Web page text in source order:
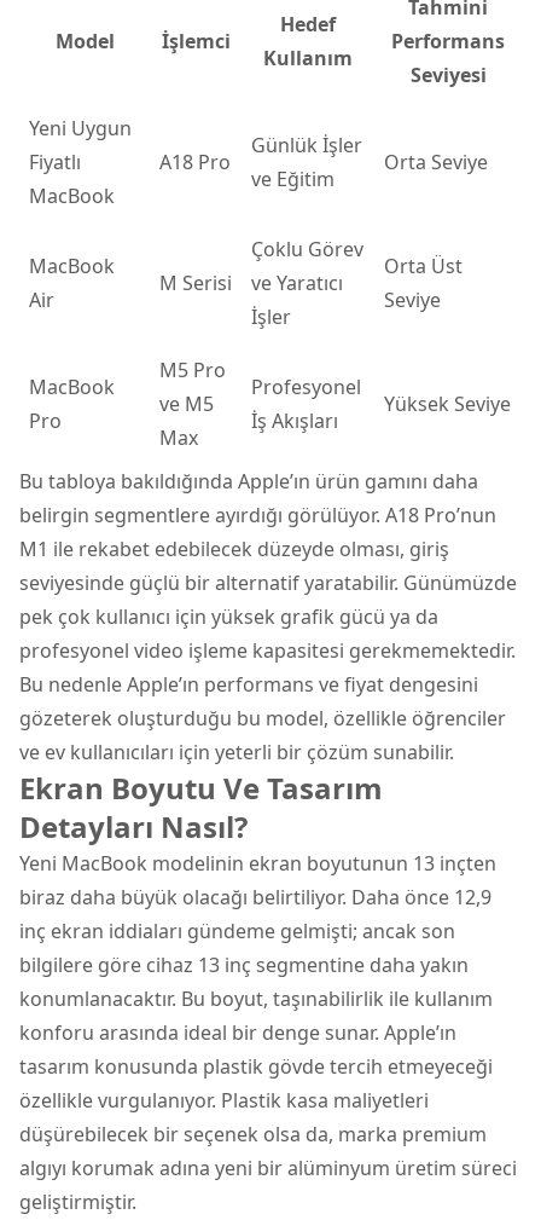
Model İşlemci
Hedef
Kullanım
Tahmini
Performans
Seviyesi
Yeni Uygun
Fiyatlı
MacBook
A18 Pro
Günlük İşler
ve Eğitim
Orta Seviye
MacBook
Air
M Serisi
Çoklu Görev
ve Yaratıcı
İşler
Orta Üst
Seviye
MacBook
Pro
M5 Pro
ve M5
Max
Profesyonel
İş Akışları
Yüksek Seviye
Bu tabloya bakıldığında Apple’ın ürün gamını daha
belirgin segmentlere ayırdığı görülüyor. A18 Pro’nun
M1 ile rekabet edebilecek düzeyde olması, giriş
seviyesinde güçlü bir alternatif yaratabilir. Günümüzde
pek çok kullanıcı için yüksek grafik gücü ya da
profesyonel video işleme kapasitesi gerekmemektedir.
Bu nedenle Apple’ın performans ve fiyat dengesini
gözeterek oluşturduğu bu model, özellikle öğrenciler
ve ev kullanıcıları için yeterli bir çözüm sunabilir.
Ekran Boyutu Ve Tasarım
Detayları Nasıl?
Yeni MacBook modelinin ekran boyutunun 13 inçten
biraz daha büyük olacağı belirtiliyor. Daha önce 12,9
inç ekran iddiaları gündeme gelmişti; ancak son
bilgilere göre cihaz 13 inç segmentine daha yakın
konumlanacaktır. Bu boyut, taşınabilirlik ile kullanım
konforu arasında ideal bir denge sunar. Apple’ın
tasarım konusunda plastik gövde tercih etmeyeceği
özellikle vurgulanıyor. Plastik kasa maliyetleri
düşürebilecek bir seçenek olsa da, marka premium
algıyı korumak adına yeni bir alüminyum üretim süreci
geliştirmiştir.